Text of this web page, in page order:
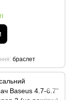
RZSS034 / 709634)
браслет